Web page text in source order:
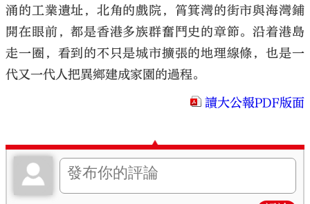
涌的工業遺址，北角的戲院，筲箕灣的街市與海灣鋪
開在眼前，都是香港多族群奮鬥史的章節。沿着港島
走一圈，看到的不只是城市擴張的地理線條，也是一
代又一代人把異鄉建成家園的過程。
讀大公報PDF版面